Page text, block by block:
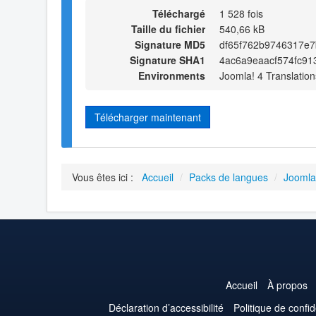
Téléchargé
1 528 fois
Taille du fichier
540,66 kB
Signature MD5
Signature SHA1
Environments
Joomla! 4
Télécharger maintenant
Vous êtes ici : Accueil / Packs de langues /
Accueil À propos
Déclaration d’accessibilité
Politique de